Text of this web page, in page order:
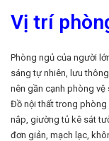
Vị trí
Phòng ngủ của người
sáng tự nhiên, lưu
nên gần cạnh phòng vệ
Đồ nội thất trong phòng
nắp, giường tủ kê sát
đơn giản, mạch lạc,